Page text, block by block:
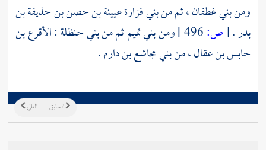
ومنبني غطفان، ثم منبني فزارةعيينة بن حصن بن حذيفة بن
بدر.
[ص: ومنبني تميمثم منبني حنظلة:الأقرع بن
حابس بن عقال، منبني مجاشع بن دارم.
التالي السابق